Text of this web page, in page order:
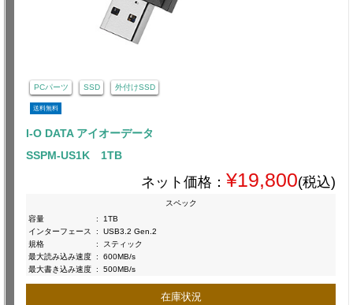
PCパーツ SSD 外付けSSD
送料無料
I-O DATA アイオーデータ
SSPM-US1K 1TB
ネット価格： ¥19,800(税込)
スペック
容量
:
1TB
インターフェース
:
USB3.2 Gen.2
規格
:
スティック
最大読み込み速度 :
600MB/s
最大書き込み速度 : 500MB/s
在庫状況